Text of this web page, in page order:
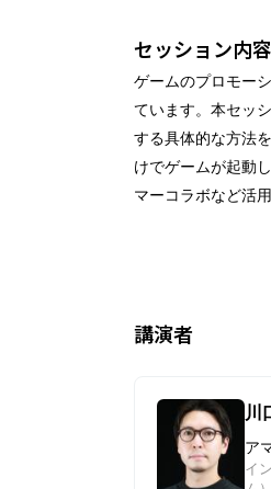
セッション内容
ゲームのプロモー
ています。本セッ
する具体的な方法
けでゲームが起動
マーコラボなど活
講演者
川
ア
イ